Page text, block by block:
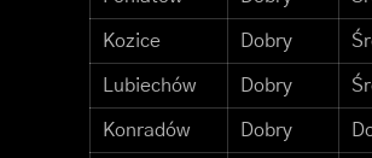
Kozice Dobry
Lubiechów Dobry
Konradów Dobry